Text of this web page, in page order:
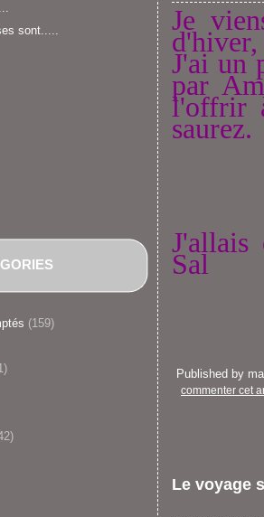
sont.....
(159)
Je
d'hiver,
J'ai un
par
l'offrir
saurez.
Sal
Published by
commenter cet
Le voyage